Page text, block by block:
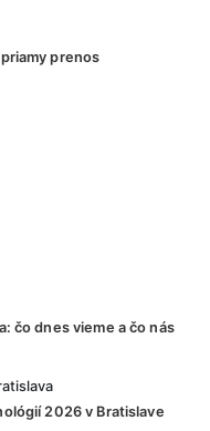
prenos
čo dnes vieme a čo nás
2026 v Bratislave